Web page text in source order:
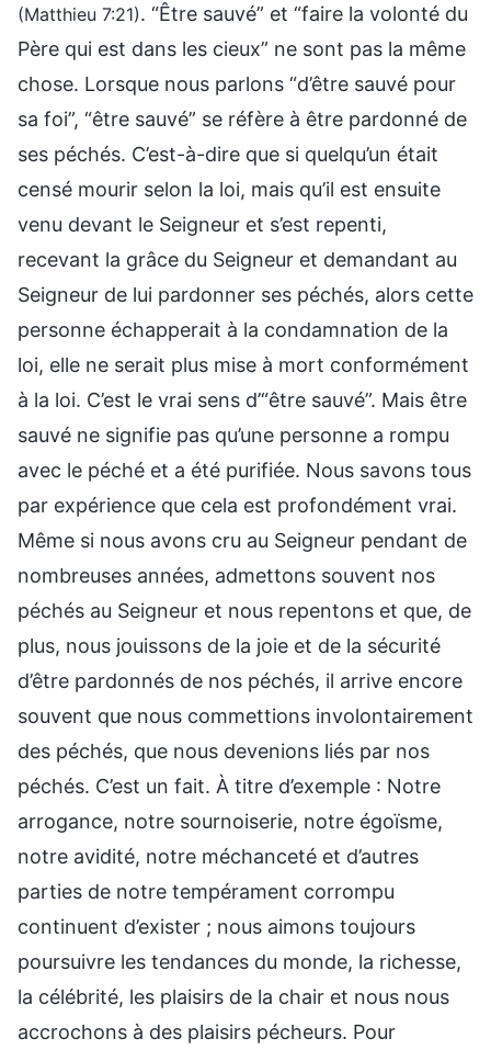
(Matthieu 7:21). “Être sauvé” et “faire la volonté du
Père qui est dans les cieux” ne sont pas la même
chose. Lorsque nous parlons “d’être sauvé pour
sa foi”, “être sauvé” se réfère à être pardonné de
ses péchés. C’est-à-dire que si quelqu’un était
censé mourir selon la loi, mais qu’il est ensuite
venu devant le Seigneur et s’est repenti,
recevant la grâce du Seigneur et demandant au
Seigneur de lui pardonner ses péchés, alors cette
personne échapperait à la condamnation de la
loi, elle ne serait plus mise à mort conformément
à la loi. C’est le vrai sens d’“être sauvé”. Mais être
sauvé ne signifie pas qu’une personne a rompu
avec le péché et a été purifiée. Nous savons tous
par expérience que cela est profondément vrai.
Même si nous avons cru au Seigneur pendant de
nombreuses années, admettons souvent nos
péchés au Seigneur et nous repentons et que, de
plus, nous jouissons de la joie et de la sécurité
d’être pardonnés de nos péchés, il arrive encore
souvent que nous commettions involontairement
des péchés, que nous devenions liés par nos
péchés. C’est un fait. À titre d’exemple : Notre
arrogance, notre sournoiserie, notre égoïsme,
notre avidité, notre méchanceté et d’autres
parties de notre tempérament corrompu
continuent d’exister ; nous aimons toujours
poursuivre les tendances du monde, la richesse,
la célébrité, les plaisirs de la chair et nous nous
accrochons à des plaisirs pécheurs. Pour